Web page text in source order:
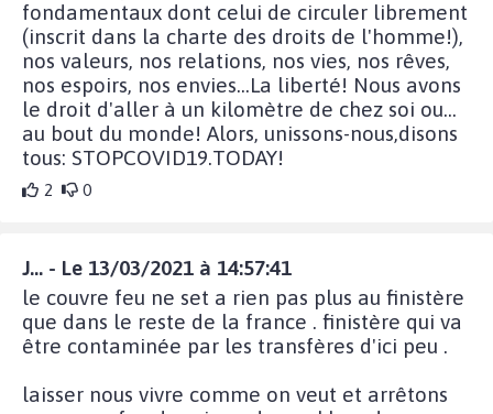
fondamentaux dont celui de circuler librement
(inscrit dans la charte des droits de l'homme!),
nos valeurs, nos relations, nos vies, nos rêves,
nos espoirs, nos envies...La liberté! Nous avons
le droit d'aller à un kilomètre de chez soi ou...
au bout du monde! Alors, unissons-nous,disons
tous: STOPCOVID19.TODAY!
2 0
J... - Le 13/03/2021 à 14:57:41
le couvre feu ne set a rien pas plus au finistère
que dans le reste de la france . finistère qui va
être contaminée par les transfères d'ici peu .
laisser nous vivre comme on veut et arrêtons